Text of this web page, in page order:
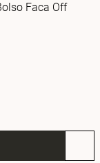
Faca Off